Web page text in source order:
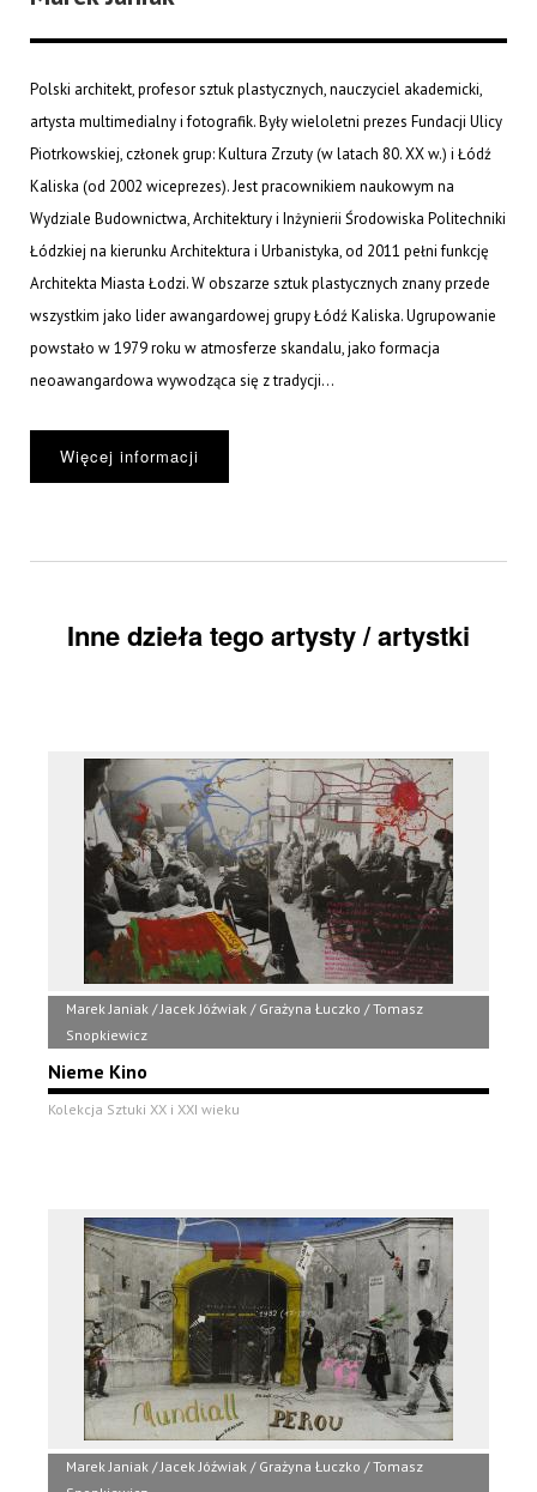
Polski architekt, profesor sztuk plastycznych, nauczyciel akademicki,
artysta multimedialny i fotografik. Były wieloletni prezes Fundacji Ulicy
Piotrkowskiej, członek grup: Kultura Zrzuty (w latach 80. XX w.) i Łódź
Kaliska (od 2002 wiceprezes). Jest pracownikiem naukowym na
Wydziale Budownictwa, Architektury i Inżynierii Środowiska Politechniki
Łódzkiej na kierunku Architektura i Urbanistyka, od 2011 pełni funkcję
Architekta Miasta Łodzi. W obszarze sztuk plastycznych znany przede
wszystkim jako lider awangardowej grupy Łódź Kaliska. Ugrupowanie
powstało w 1979 roku w atmosferze skandalu, jako formacja
neoawangardowa wywodząca się z tradycji...
Więcej informacji
Inne dzieła tego artysty / artystki
Marek Janiak / Jacek Jóźwiak / Grażyna Łuczko / Tomasz
Snopkiewicz
Nieme Kino
Kolekcja Sztuki XX i XXI wieku
Marek Janiak / Jacek Jóźwiak / Grażyna Łuczko / Tomasz